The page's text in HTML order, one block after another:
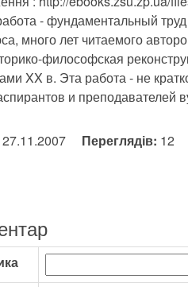
- фундаментальный
много лет читаемого
философская
XX в. Эта работа - не
и преподавателей
27.11.2007 Переглядів: 12